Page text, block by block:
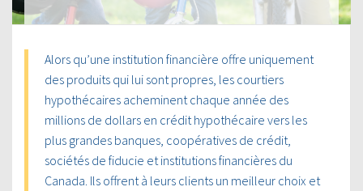
Alors qu’une institution financière offre uniquement
des produits qui lui sont propres, les courtiers
hypothécaires acheminent chaque année des
millions de dollars en crédit hypothécaire vers les
plus grandes banques, coopératives de crédit,
sociétés de fiducie et institutions financières du
Canada. Ils offrent à leurs clients un meilleur choix et